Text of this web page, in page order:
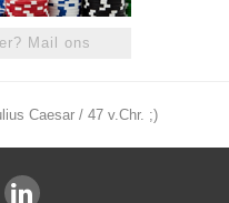
Mail ons
Caesar / 47 v.Chr. ;)